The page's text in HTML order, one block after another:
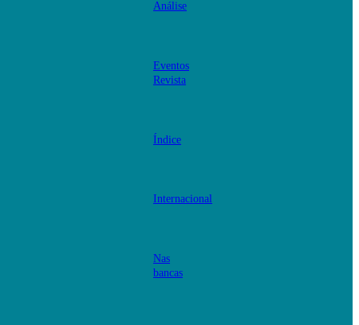
Análise
Eventos
Revista
Índice
Internacional
Nas
bancas